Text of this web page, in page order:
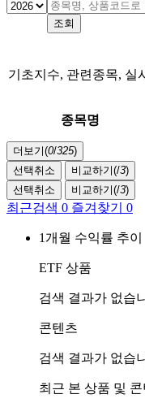
조회
기초지수, 관련종목, 실
종목명
더보기(0/325)
선택취소
비교하기(/3)
선택취소
비교하기(/3)
최근검색 0 즐겨찾기 0
1개월 수익률 추이
ETF 상품
검색 결과가 없습
콘텐츠
검색 결과가 없습
최근 본 상품 및